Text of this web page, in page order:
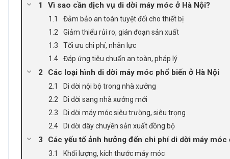
Vì sao cần dịch vụ di dời máy móc ở Hà Nội?
Đảm bảo an toàn tuyệt đối cho thiết bị
Giảm thiểu rủi ro, gián đoạn sản xuất
Tối ưu chi phí, nhân lực
Đáp ứng tiêu chuẩn an toàn, pháp lý
Các loại hình di dời máy móc phổ biến ở Hà Nội
Di dời nội bộ trong nhà xưởng
Di dời sang nhà xưởng mới
Di dời máy móc siêu trường, siêu trọng
Di dời dây chuyền sản xuất đồng bộ
Các yếu tố ảnh hưởng đến chi phí di dời máy móc
Khối lượng, kích thước máy móc